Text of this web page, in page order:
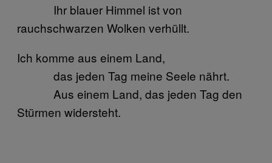
Ihr blauer Himmel ist von
rauchschwarzen Wolken verhüllt.
Ich komme aus einem Land,
das jeden Tag meine Seele nährt.
Aus einem Land, das jeden Tag den
Stürmen widersteht.